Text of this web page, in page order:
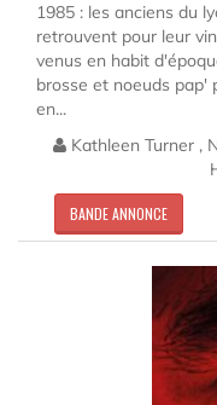
1985 : les anciens du
retrouvent pour leur
venus en habit
brosse et noeuds pap'
en...
Kathleen Turner ,
BANDE ANNONCE